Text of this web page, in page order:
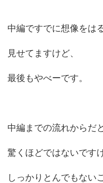
中編ですでに想像をは
見せてますけど、
最後もやべーです。
中編までの流れからだと
驚くほどではないです
しっかりとんでもない